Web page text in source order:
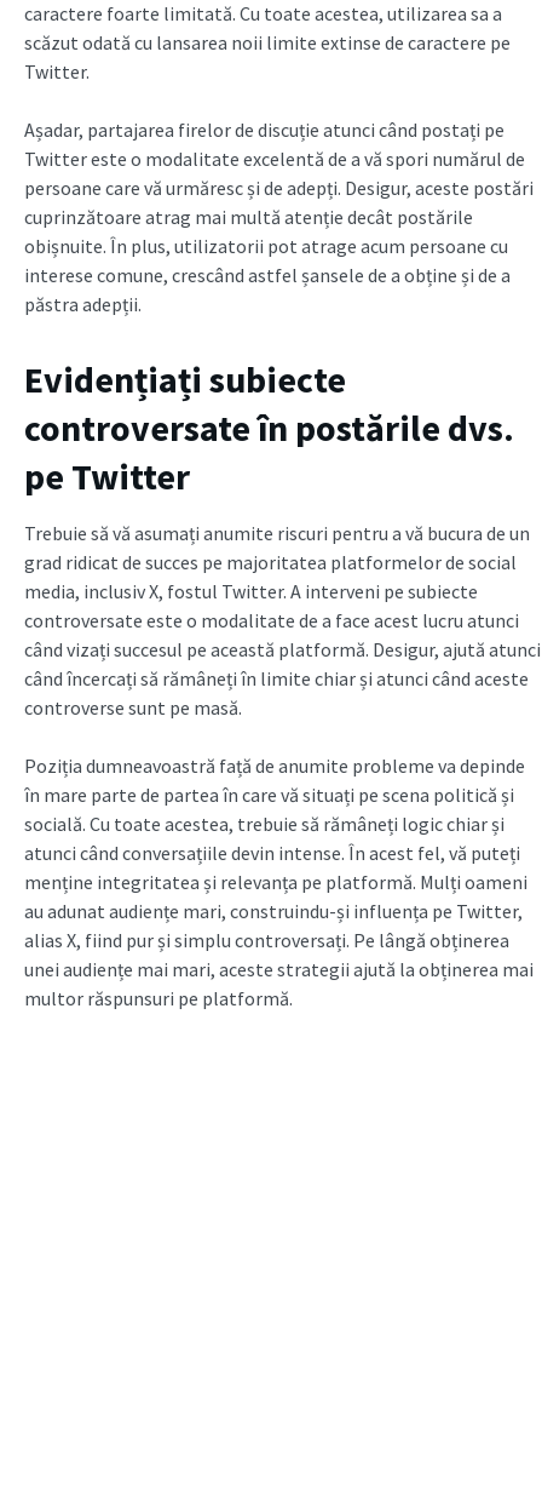
caractere foarte limitată. Cu toate acestea, utilizarea sa a
scăzut odată cu lansarea noii limite extinse de caractere pe
Twitter.
Așadar, partajarea firelor de discuție atunci când postați pe
Twitter este o modalitate excelentă de a vă spori numărul de
persoane care vă urmăresc și de adepți. Desigur, aceste postări
cuprinzătoare atrag mai multă atenție decât postările
obișnuite. În plus, utilizatorii pot atrage acum persoane cu
interese comune, crescând astfel șansele de a obține și de a
păstra adepții.
Evidențiați subiecte
controversate în postările dvs.
pe Twitter
Trebuie să vă asumați anumite riscuri pentru a vă bucura de un
grad ridicat de succes pe majoritatea platformelor de social
media, inclusiv X, fostul Twitter. A interveni pe subiecte
controversate este o modalitate de a face acest lucru atunci
când vizați succesul pe această platformă. Desigur, ajută atunci
când încercați să rămâneți în limite chiar și atunci când aceste
controverse sunt pe masă.
Poziția dumneavoastră față de anumite probleme va depinde
în mare parte de partea în care vă situați pe scena politică și
socială. Cu toate acestea, trebuie să rămâneți logic chiar și
atunci când conversațiile devin intense. În acest fel, vă puteți
menține integritatea și relevanța pe platformă. Mulți oameni
au adunat audiențe mari, construindu-și influența pe Twitter,
alias X, fiind pur și simplu controversați. Pe lângă obținerea
unei audiențe mai mari, aceste strategii ajută la obținerea mai
multor răspunsuri pe platformă.